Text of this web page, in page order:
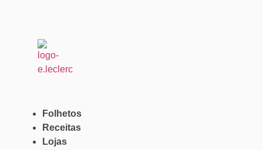
Folhetos
Receitas
Lojas